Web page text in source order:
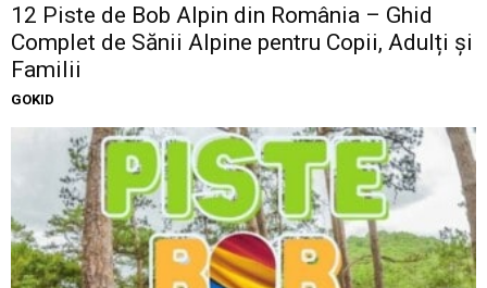
12 Piste de Bob Alpin din România – Ghid
Complet de Sănii Alpine pentru Copii, Adulți și
Familii
GOKID